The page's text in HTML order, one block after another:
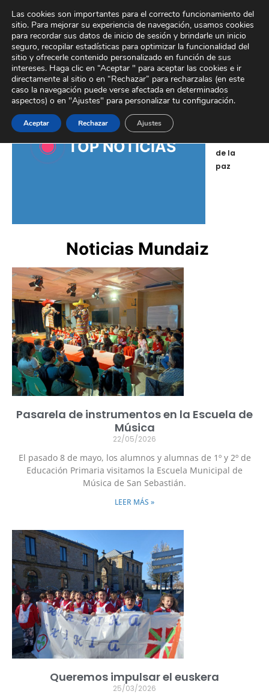
contenido
Tour Virtual Área Privada Contacto
TOP NOTICIAS
de la
paz
Noticias Mundaiz
Pasarela de instrumentos en la Escuela de
Música
22/05/2026
El pasado 8 de mayo, los alumnos y alumnas de 1º y 2º de
Educación Primaria visitamos la Escuela Municipal de
Música de San Sebastián.
LEER MÁS »
Queremos impulsar el euskera
25/03/2026
P
á
g
i
n
a
P
á
g
n
a
P
á
g
i
n
a
á
n
a
Las cookies son importantes para el correcto funcionamiento del
sitio. Para mejorar su experiencia de navegación, usamos cookies
para recordar sus datos de inicio de sesión y brindarle un inicio
seguro, recopilar estadísticas para optimizar la funcionalidad del
sitio y ofrecerle contenido personalizado en función de sus
intereses. Haga clic en “Aceptar " para aceptar las cookies e ir
directamente al sitio o en “Rechazar” para recharzalas (en este
caso la navegación puede verse afectada en determinados
aspectos) o en "Ajustes" para personalizar tu configuración.
Aceptar Rechazar Ajustes